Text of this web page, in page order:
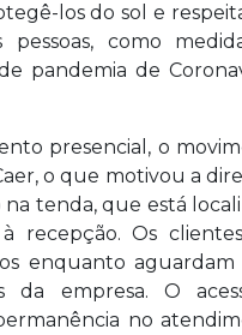
los do sol e
como
pandemia de
presencial, o
o que motivou a
tenda, que está
recepção. Os
enquanto aguardam
da empresa. O
no